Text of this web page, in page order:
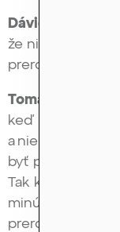
Dávid Krajcár:
že niekto na
prerobil, pretože
Tomáš Urban:
keď sa bavíme,
a niekde na
byť pokojne aj
Tak keď to
minúty dokáže
prerobil celých